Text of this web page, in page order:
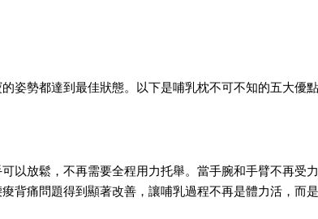
姿勢都達到最佳狀態。以下是哺乳枕不可不知的五大優點
以放鬆，不再需要全程用力托舉。當手腕和手臂不再受
背痛問題得到顯著改善，讓哺乳過程不再是體力活，而